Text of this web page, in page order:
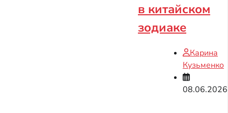
в китайском
зодиаке
Карина
Кузьменко
08.06.2026